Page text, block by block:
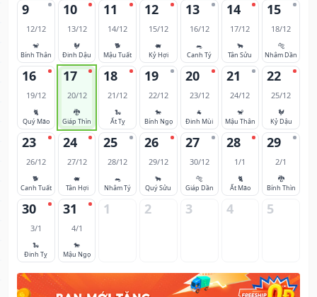
9
12/12
🐒
Bính Thân
10
13/12
🐓
Đinh Dậu
11
14/12
🐕
Mậu Tuất
12
15/12
🐖
Kỷ Hợi
13
16/12
🐀
Canh Tý
14
17/12
🐂
Tân Sửu
15
18/12
🐅
Nhâm Dần
16
19/12
🐈
Quý Mão
17
20/12
🐉
Giáp Thìn
18
21/12
🐍
Ất Tỵ
19
22/12
🐎
Bính Ngọ
20
23/12
🐐
Đinh Mùi
21
24/12
🐒
Mậu Thân
22
25/12
🐓
Kỷ Dậu
23
26/12
🐕
Canh Tuất
24
27/12
🐖
Tân Hợi
25
28/12
🐀
Nhâm Tý
26
29/12
🐂
Quý Sửu
27
30/12
🐅
Giáp Dần
28
1/1
🐈
Ất Mão
29
2/1
🐉
Bính Thìn
30
3/1
🐍
Đinh Tỵ
31
4/1
🐎
Mậu Ngọ
1 2 3 4 5